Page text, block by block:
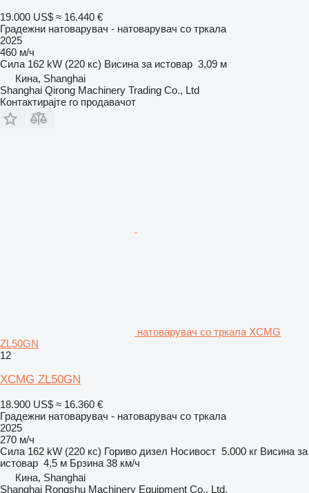
19.000 US$ ≈ 16.440 €
Градежни натоварувач - натоварувач со тркала
2025
460 м/ч
Сила 162 kW (220 кс) Висина за истовар 3,09 м
Кина, Shanghai
Shanghai Qirong Machinery Trading Co., Ltd
Контактирајте го продавачот
натоварувач со тркала XCMG
ZL50GN
12
XCMG ZL50GN
18.900 US$ ≈ 16.360 €
Градежни натоварувач - натоварувач со тркала
2025
270 м/ч
Сила 162 kW (220 кс) Гориво дизел Носивост 5.000 кг Висина за
истовар 4,5 м Брзина 38 км/ч
Кина, Shanghai
Shanghai Rongshu Machinery Equipment Co., Ltd.